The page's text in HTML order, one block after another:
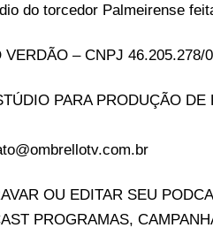
do torcedor Palmeirense
VERDÃO – CNPJ 46.205.278/
PARA PRODUÇÃO DE
OU EDITAR SEU
PROGRAMAS,